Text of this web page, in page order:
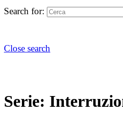
Search for:
Close search
Serie: